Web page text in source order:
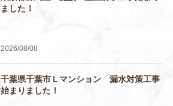
ました！
2026/08/08
千葉県千葉市Ｌマンション 漏水対策工事
始まりました！